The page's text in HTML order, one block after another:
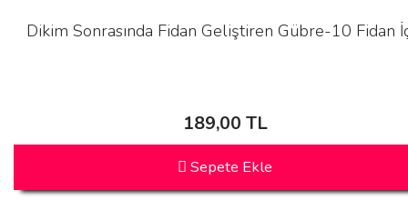
Dikim Sonrasında Fidan Geliştiren Gübre-10 Fidan
189,00 TL
Sepete Ekle